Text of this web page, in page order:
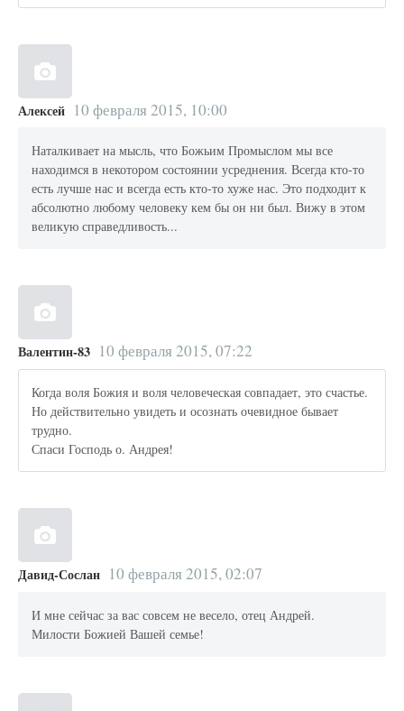
Алексей 10 февраля 2015, 10:00
Наталкивает на мысль, что Божьим Промыслом мы все
находимся в некотором состоянии усреднения. Всегда кто-то
есть лучше нас и всегда есть кто-то хуже нас. Это подходит к
абсолютно любому человеку кем бы он ни был. Вижу в этом
великую справедливость...
Валентин-83 10 февраля 2015, 07:22
Когда воля Божия и воля человеческая совпадает, это счастье.
Но действительно увидеть и осознать очевидное бывает
трудно.
Спаси Господь о. Андрея!
Давид-Сослан 10 февраля 2015, 02:07
И мне сейчас за вас совсем не весело, отец Андрей.
Милости Божией Вашей семье!